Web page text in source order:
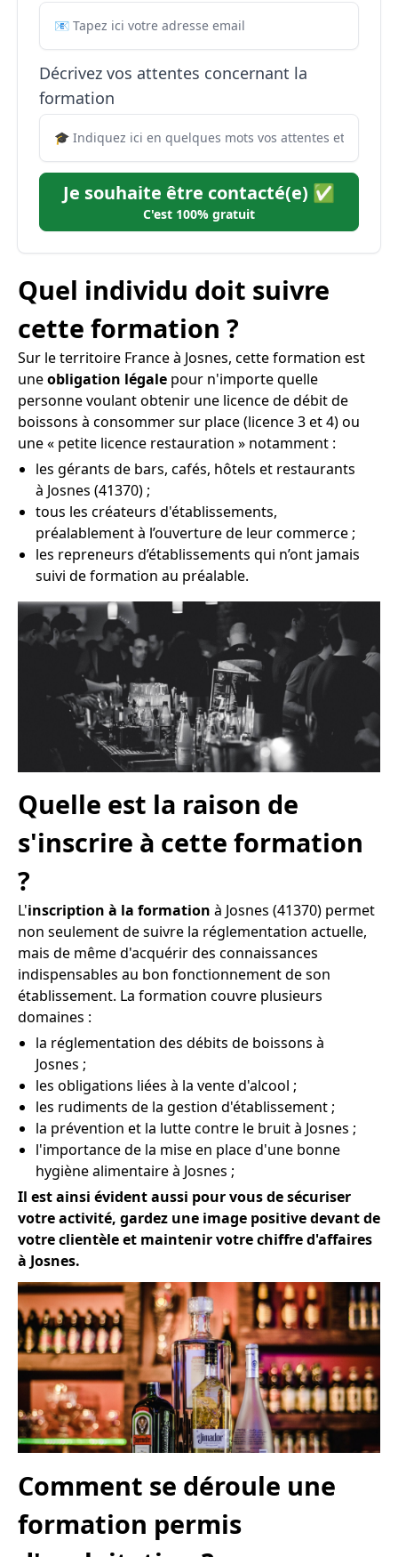
Décrivez vos attentes concernant la
formation
Je souhaite être contacté(e) ✅
C'est 100% gratuit
Quel individu doit suivre
cette formation ?
Sur le territoire France à Josnes, cette formation est
uneobligation légale pour n'importe quelle
personne voulant obtenir une licence de débit de
boissons à consommer sur place (licence 3 et 4) ou
une « petite licence restauration » notamment :
les gérants de bars, cafés, hôtels et restaurants
à Josnes (41370) ;
tous les créateurs d'établissements,
préalablement à l’ouverture de leur commerce ;
les repreneurs d’établissements qui n’ont jamais
suivi de formation au préalable.
Quelle est la raison de
s'inscrire à cette formation
?
L'inscription à la formation à Josnes (41370) permet
non seulement de suivre la réglementation actuelle,
mais de même d'acquérir des connaissances
indispensables au bon fonctionnement de son
établissement. La formation couvre plusieurs
domaines :
la réglementation des débits de boissons à
Josnes ;
les obligations liées à la vente d'alcool ;
les rudiments de la gestion d'établissement ;
la prévention et la lutte contre le bruit à Josnes ;
l'importance de la mise en place d'une bonne
hygiène alimentaire à Josnes ;
Il est ainsi évident aussi pour vous de sécuriser
votre activité, gardez une image positive devant de
votre clientèle et maintenir votre chiffre d'affaires
à Josnes.
Comment se déroule une
formation permis